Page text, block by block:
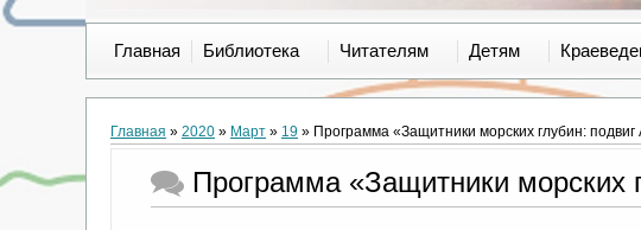
Главная Библиотека Читателям Детям
Главная » 2020 » Март » 19 » Программа «Защитники морских глубин:
Программа «Защитники морских